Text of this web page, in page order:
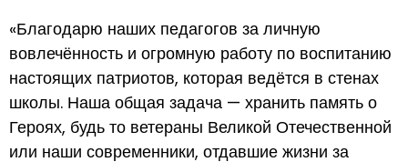
«Благодарю наших педагогов за личную
вовлечённость и огромную работу по воспитанию
настоящих патриотов, которая ведётся в стенах
школы. Наша общая задача — хранить память о
Героях, будь то ветераны Великой Отечественной
или наши современники, отдавшие жизни за